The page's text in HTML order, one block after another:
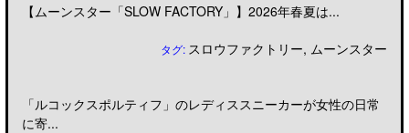
【ムーンスター「SLOW FACTORY」】2026年春夏は...
タグ: スロウファクトリー, ムーンスター
「ルコックスポルティフ」のレディススニーカーが女性の日常
に寄...